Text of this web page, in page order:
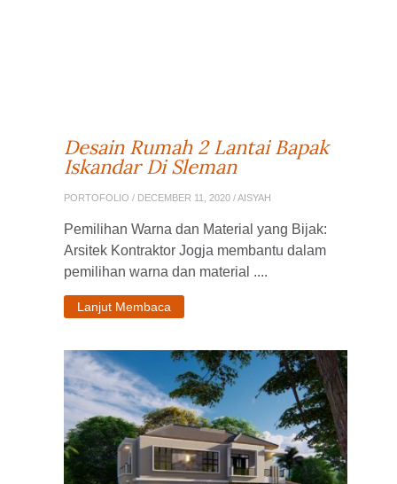
Desain Rumah 2 Lantai Bapak
Iskandar Di Sleman
PORTOFOLIO / DECEMBER 11, 2020 / AISYAH
Pemilihan Warna dan Material yang Bijak:
Arsitek Kontraktor Jogja membantu dalam
pemilihan warna dan material ....
Lanjut Membaca